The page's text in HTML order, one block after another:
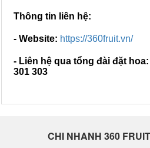
Thông tin liên hệ:
- Website: https://360fruit.vn/
- Liên hệ qua tổng đài đặt hoa:
301 303
CHI NHANH 360